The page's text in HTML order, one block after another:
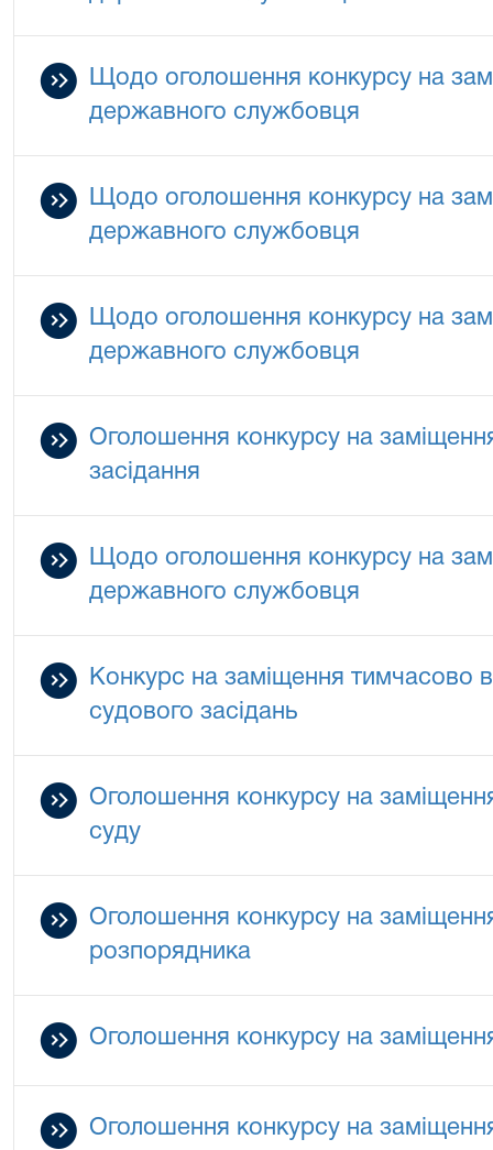
Щодо оголошення конкурсу на
державного службовця
Щодо оголошення конкурсу на
державного службовця
Щодо оголошення конкурсу на
державного службовця
Оголошення конкурсу на
засідання
Щодо оголошення конкурсу на
державного службовця
Конкурс на заміщення тимчасово
судового засідань
Оголошення конкурсу на
суду
Оголошення конкурсу на
розпорядника
Оголошення конкурсу на
Оголошення конкурсу на